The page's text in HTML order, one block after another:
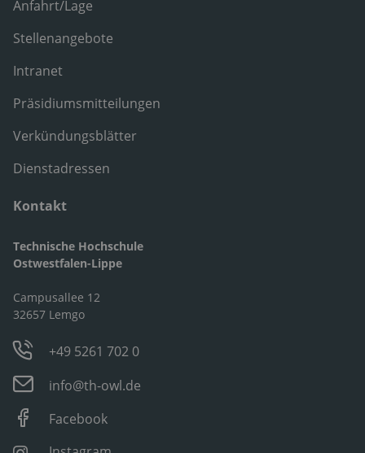
Anfahrt/Lage
Stellenangebote
Intranet
Präsidiumsmitteilungen
Verkündungsblätter
Dienstadressen
Kontakt
Technische Hochschule
Ostwestfalen-Lippe
Campusallee 12
32657 Lemgo
+49 5261 702 0
info@th-owl.de
Facebook